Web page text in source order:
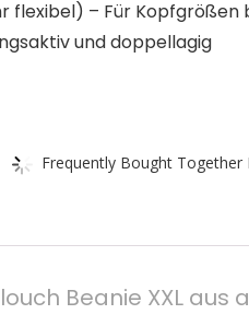
flexibel) – Für Kopfgrößen
und doppellagig
Frequently Bought Together
Beanie XXL